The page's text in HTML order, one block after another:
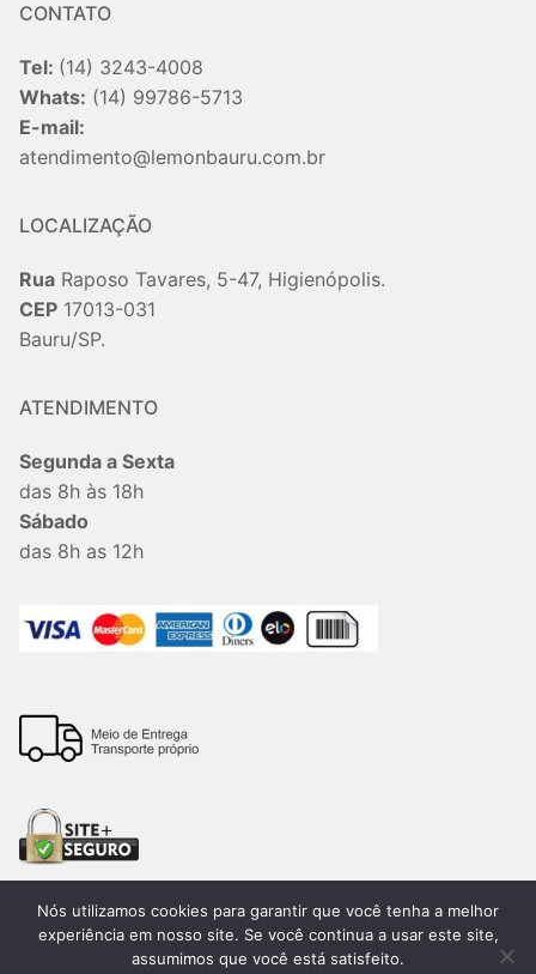
CONTATO
Tel: (14) 3243-4008
Whats: (14) 99786-5713
E-mail:
atendimento@lemonbauru.com.br
LOCALIZAÇÃO
Rua Raposo Tavares, 5-47, Higienópolis.
CEP 17013-031
Bauru/SP.
ATENDIMENTO
Segunda a Sexta
das 8h às 18h
Sábado
das 8h as 12h
Todos os direitos reservados. 2026®. Lemon Bauru –
Nós utilizamos cookies para garantir que você tenha a melhor
experiência em nosso site. Se você continua a usar este site,
assumimos que você está satisfeito.